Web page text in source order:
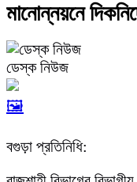
মানোন্নয়নে
ডেস্ক নিউজ
🖼️
বগুড়া প্রতিনিধি: